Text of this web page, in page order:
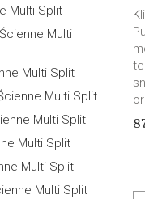
Multi Split
Multi
Multi Split
Multi Split
Multi Split
Multi Split
Multi Split
Multi Split